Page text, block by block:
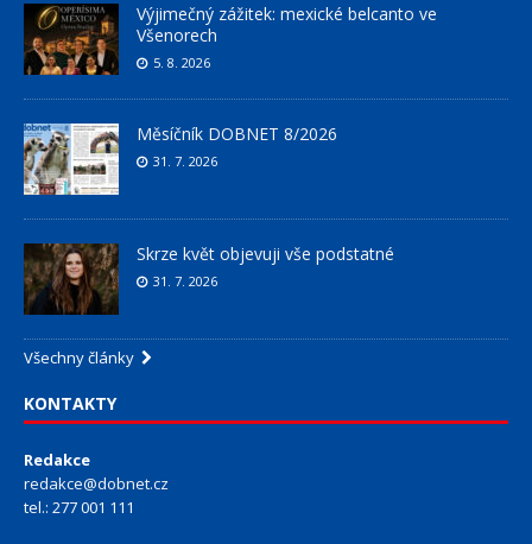
Výjimečný zážitek: mexické belcanto ve
Všenorech
5. 8. 2026
Měsíčník DOBNET 8/2026
31. 7. 2026
Skrze květ objevuji vše podstatné
31. 7. 2026
Všechny články
KONTAKTY
Redakce
redakce@dobnet.cz
tel.: 277 001 111